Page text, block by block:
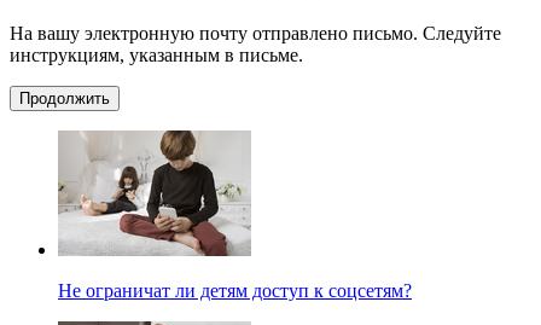
На вашу электронную почту отправлено письмо. Следуйте
инструкциям, указанным в письме.
Продолжить
Не ограничат ли детям доступ к соцсетям?